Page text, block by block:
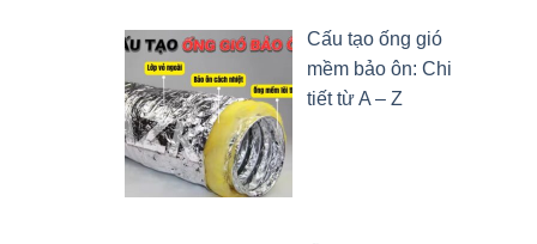
Cấu tạo ống gió
mềm bảo ôn: Chi
tiết từ A – Z